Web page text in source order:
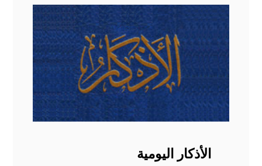
الأذكار اليومية